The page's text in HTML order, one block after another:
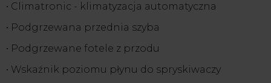
• Climatronic - klimatyzacja automatyczna
• Podgrzewana przednia szyba
• Podgrzewane fotele z przodu
• Wskaźnik poziomu płynu do spryskiwaczy